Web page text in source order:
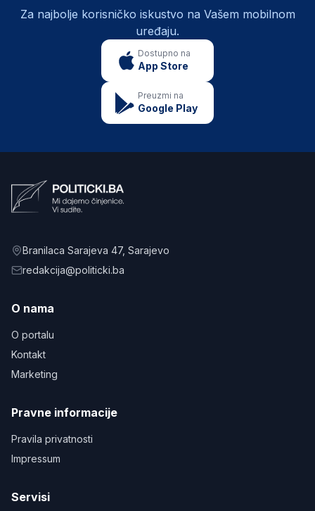
Za najbolje korisničko iskustvo na Vašem mobilnom
uređaju.
Dostupno na
App Store
Preuzmi na
Google Play
Branilaca Sarajeva 47, Sarajevo
redakcija@politicki.ba
O nama
O portalu
Kontakt
Marketing
Pravne informacije
Pravila privatnosti
Impressum
Servisi